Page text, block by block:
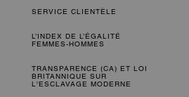
SERVICE CLIENTÈLE
L’INDEX DE L’ÉGALITÉ
FEMMES-HOMMES
TRANSPARENCE (CA) ET LOI
BRITANNIQUE SUR
L'ESCLAVAGE MODERNE